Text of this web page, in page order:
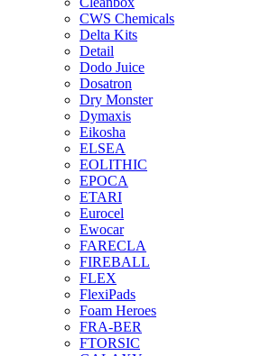
CWS Chemicals
Delta Kits
Detail
Dodo Juice
Dosatron
Dry Monster
Dymaxis
Eikosha
ELSEA
EOLITHIC
EPOCA
ETARI
Eurocel
Ewocar
FARECLA
FIREBALL
FLEX
FlexiPads
Foam Heroes
FRA-BER
FTORSIC